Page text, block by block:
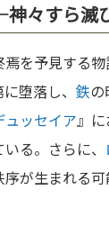
々すら滅
を予見する物
堕落し、 鉄の
ュッセイア』に
る。さらに、
が生まれる可